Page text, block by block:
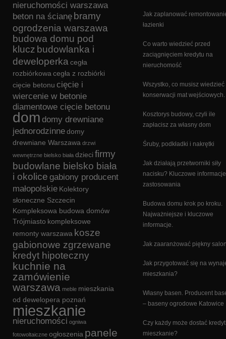
nieruchomości warszawa
beton na ścianę bramy
ogrodzenia warszawa
budowa domu pod
klucz budowlanka i
deweloperka cegła
rozbiórkowa cegła z rozbiórki
cięcie betonu cięcie i
wiercenie w betonie
diamentowe cięcie betonu
dom domy drewniane
jednorodzinnedomy
drewniane Warszawa drzwi
wewnętrzne bielsko biała dzieci firmy
budowlane bielsko biała
i okolice gabiony producent
małopolskie Kolektory
słoneczne Szczecin
Kompleksowa budowa domów
Trójmiasto kompleksowe
remonty warszawa kosze
gabionowe zgrzewane
kredyt hipoteczny
kuchnie na
zamówienie
warszawa meble mieszkania
od dewelopera poznań
mieszkanie
nieruchomości ogniwa
fotowoltaiczne ogłoszenia panele
Jak zaplanować
łazienki
Co warto wiedzieć przed
zaciągnięciem kredytu na
nieruchomość
Wszystko, co musisz wiedzieć
konserwacji mat wejściowych.
Kosztorys budowy, czyli ile
zapłacisz za własny dom
Śruby, podkładki i nakrętki
Jak działają przetworniki siły
nacisku? Kluczowe
zastosowania
Budowa domu krok po kroku.
Najważniejsze i kluczowe
informacje.
Jak zaaranżować piękny
Jak przygotować się na
mieszkania?
Własny basen. Producent
– baseny ogrodowe Katowice
Czy każdy może dostać
mieszkanie?